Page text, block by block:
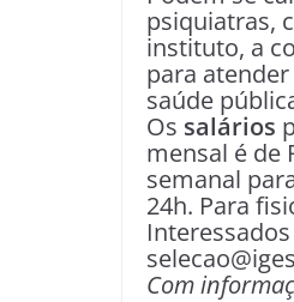
psiquiatras,
instituto, a
para
saúde
Os salários
mensal é de
semanal
24h. Para
Com